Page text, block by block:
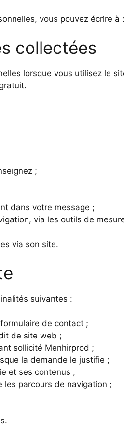
vous pouvez écrire à :
collectées
lorsque vous utilisez le
;
dans votre message ;
via les outils de
via son site.
suivantes :
de contact ;
de site web ;
sollicité Menhirprod ;
la demande le justifie ;
et ses contenus ;
les parcours de navigation ;